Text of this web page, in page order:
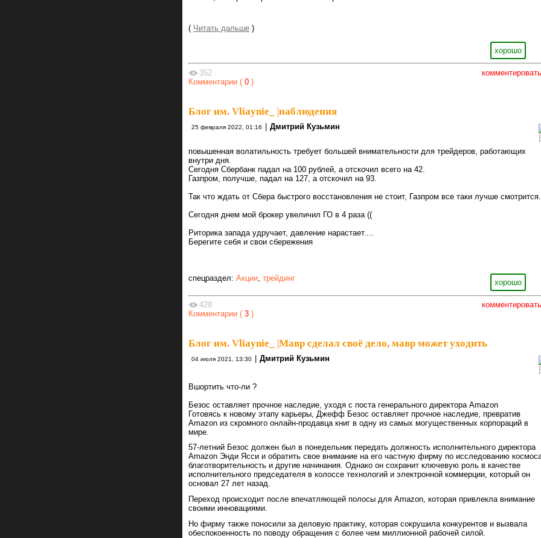
( Читать дальше )
хорошо
комментировать
352
Комментарии ( 0 )
Блог им. Vliaynie_ |наблюдения
25 февраля 2022, 01:16 Дмитрий Кузьмин
повышенная волатильность требует большей внимательности для трейдеров, работающих
внутри дня.
Сегодня Сбербанк падал на 100 рублей, а отскочил всего на 42.
Газпром, получше, падал на 127, а отскочил на 93.
Так что ждать от Сбера быстрого восстановления не стоит, Газпром все таки лучше смотрится.
Сегодня днем мой брокер увеличил ГО в 4 раза ((
Риторика запада удручает, давление нарастает....
Берегите себя и свои сбережения
хорошо
спецраздел: Акции трейдинг
комментировать
428
Комментарии ( 3 )
Блог им. Vliaynie_ Мавр сделал своё дело, мавр может уходить
04 июля 2021, 13:30 Дмитрий Кузьмин
Вшортить что-ли ?
Безос оставляет прочное наследие, уходя с поста генерального директора Amazon
Готовясь к новому этапу карьеры, Джефф Безос оставляет прочное наследие, превратив
Amazon из скромного онлайн-продавца книг в одну из самых могущественных корпораций в
мире.
57-летний Безос должен был в понедельник передать должность исполнительного директора
Amazon Энди Ясси и обратить свое внимание на его частную фирму по исследованию
благотворительность и другие начинания. Однако он сохранит ключевую роль в качестве
исполнительного председателя в колоссе технологий и электронной коммерции, который он
основал 27 лет назад.
Переход происходит после впечатляющей полосы для Amazon, которая привлекла внимание
своими инновациями.
Но фирму также поносили за деловую практику, которая сокрушила конкурентов и вызвала
обеспокоенность по поводу обращения с более чем миллионной рабочей силой.